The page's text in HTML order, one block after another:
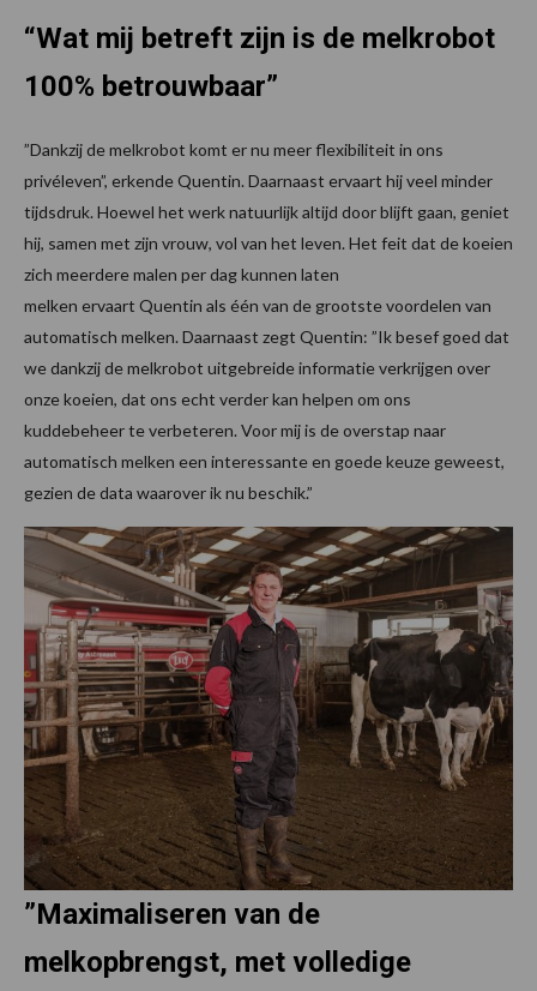
“Wat mij betreft zijn is de melkrobot
100% betrouwbaar”
”Dankzij de melkrobot komt er nu meer flexibiliteit in ons
privéleven”, erkende Quentin. Daarnaast ervaart hij veel minder
tijdsdruk. Hoewel het werk natuurlijk altijd door blijft gaan, geniet
hij, samen met zijn vrouw, vol van het leven. Het feit dat de koeien
zich meerdere malen per dag kunnen laten
melken ervaart Quentin als één van de grootste voordelen van
automatisch melken. Daarnaast zegt Quentin: ”Ik besef goed dat
we dankzij de melkrobot uitgebreide informatie verkrijgen over
onze koeien, dat ons echt verder kan helpen om ons
kuddebeheer te verbeteren. Voor mij is de overstap naar
automatisch melken een interessante en goede keuze geweest,
gezien de data waarover ik nu beschik.”
”Maximaliseren van de
melkopbrengst, met volledige